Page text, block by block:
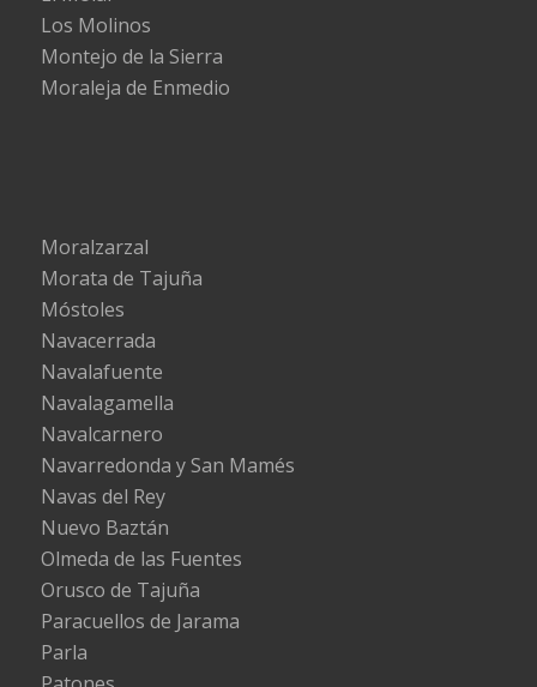
Los Molinos
Montejo de la Sierra
Moraleja de Enmedio
Moralzarzal
Morata de Tajuña
Móstoles
Navacerrada
Navalafuente
Navalagamella
Navalcarnero
Navarredonda y San Mamés
Navas del Rey
Nuevo Baztán
Olmeda de las Fuentes
Orusco de Tajuña
Paracuellos de Jarama
Parla